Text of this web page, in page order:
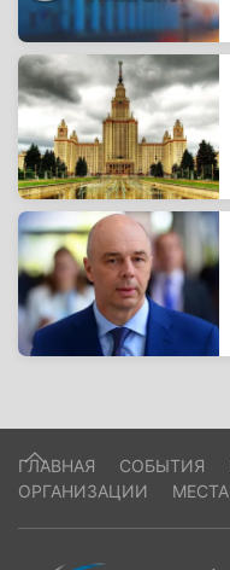
ГЛАВНАЯ СОБЫТИЯ
ОРГАНИЗАЦИИ
МЕСТА